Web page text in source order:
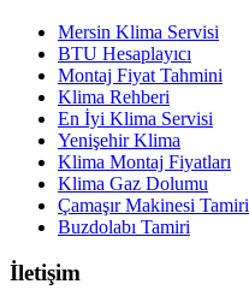
Mersin Klima Servisi
BTU Hesaplayıcı
Montaj Fiyat Tahmini
Klima Rehberi
En İyi Klima Servisi
Yenişehir Klima
Klima Montaj Fiyatları
Klima Gaz Dolumu
Çamaşır Makinesi Tamiri
Buzdolabı Tamiri
İletişim